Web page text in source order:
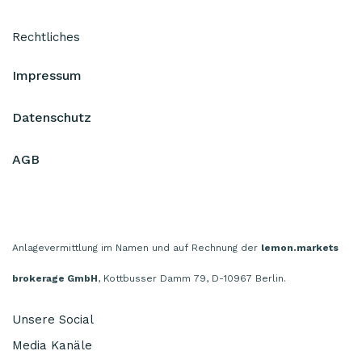
Rechtliches
Impressum
Datenschutz
AGB
Anlagevermittlung im Namen und auf Rechnung der lemon.markets
brokerage GmbH, Kottbusser Damm 79, D-10967 Berlin.
Unsere Social
Media Kanäle